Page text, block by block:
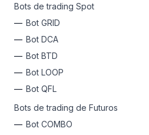
Bots de trading Spot
Bot GRID
Bot DCA
Bot BTD
Bot LOOP
Bot QFL
Bots de trading de Futuros
Bot COMBO